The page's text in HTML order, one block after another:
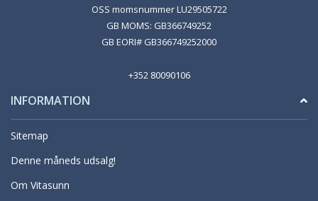
OSS momsnummer LU29505722
GB MOMS: GB366749252
GB EORI# GB366749252000
+352 80090106
INFORMATION
Sitemap
Denne måneds udsalg!
Om Vitasunn